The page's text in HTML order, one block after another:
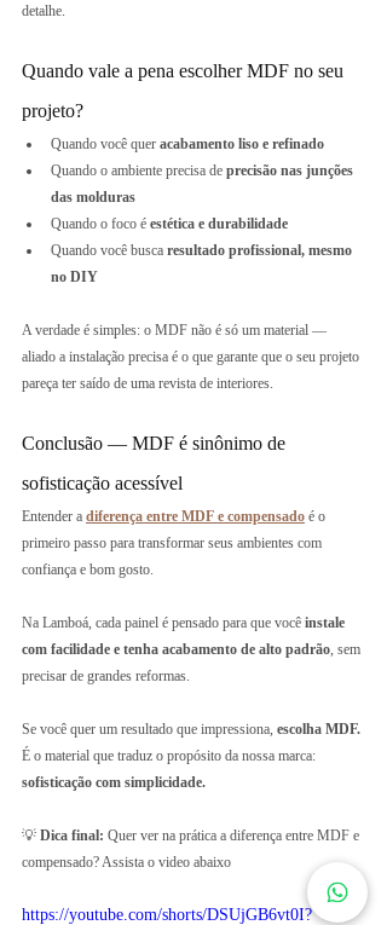
detalhe.
Quando vale a pena escolher MDF no seu
projeto?
Quando você quer acabamento liso e refinado
Quando o ambiente precisa de precisão nas junções
das molduras
Quando o foco é estética e durabilidade
Quando você busca resultado profissional, mesmo
no DIY
A verdade é simples: o MDF não é só um material —
aliado a instalação precisa é o que garante que o seu projeto
pareça ter saído de uma revista de interiores.
Conclusão — MDF é sinônimo de
sofisticação acessível
Entender a diferença entre MDF e compensado é o
primeiro passo para transformar seus ambientes com
confiança e bom gosto.
Na Lamboá, cada painel é pensado para que você instale
com facilidade e tenha acabamento de alto padrão, sem
precisar de grandes reformas.
Se você quer um resultado que impressiona, escolha MDF.
É o material que traduz o propósito da nossa marca:
sofisticação com simplicidade.
💡 Dica final: Quer ver na prática a diferença entre MDF e
compensado? Assista o video abaixo
https://youtube.com/shorts/DSUjGB6vt0I?